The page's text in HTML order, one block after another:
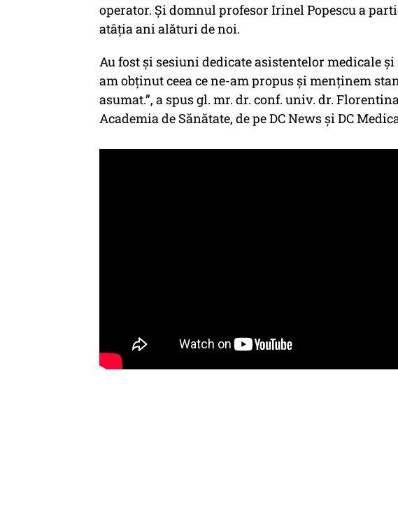
operator. Și domnul profesor Irinel Popescu a
atâția ani alături de noi.
Au fost și sesiuni dedicate asistentelor medicale
am obținut ceea ce ne-am propus și menținem
asumat.”, a spus gl. mr. dr. conf. univ. dr.
Academia de Sănătate, de pe DC News și DC